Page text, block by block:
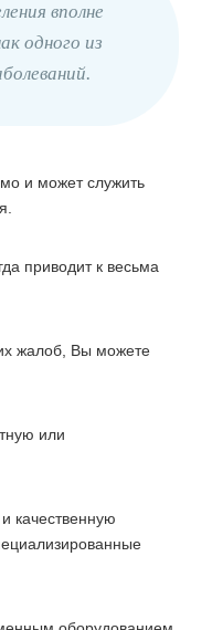
вполне
одного из
и может служить
приводит к весьма
жалоб, Вы можете
или
качественную